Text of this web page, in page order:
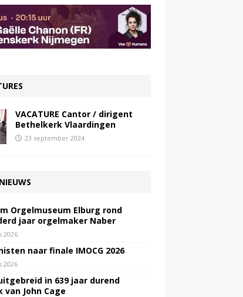
VACATURE Cantor / dirigent
Bethelkerk Vlaardingen
23 september 2024
Orgelmuseum Elburg rond
jaar orgelmaker Naber
2026
naar finale IMOCG 2026
2026
in 639 jaar durend
van John Cage